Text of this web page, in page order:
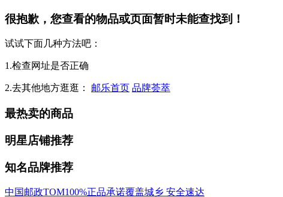
很抱歉，您查看的物品或页面暂时未能查找到！
试试下面几种方法吧：
1.检查网址是否正确
2.去其他地方逛逛： 邮乐首页 品牌荟萃
最热卖的商品
明星店铺推荐
知名品牌推荐
中国邮政TOM100%正品承诺覆盖城乡 安全速达